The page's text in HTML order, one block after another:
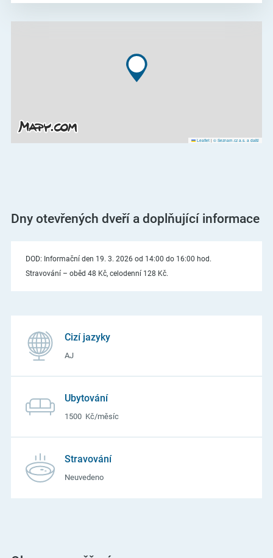
Leaflet | © Seznam.cz a.s. a další
Dny otevřených dveří a doplňující informace
DOD: Informační den 19. 3. 2026 od 14:00 do 16:00 hod.
Stravování – oběd 48 Kč, celodenní 128 Kč.
Cizí jazyky
AJ
Ubytování
1500 Kč/měsíc
Stravování
Neuvedeno